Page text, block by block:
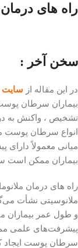
راه های درمان
سخن آخر :
در این مقاله از سایت
بیماران سرطان
تشخیص ، واکنش به
انواع سرطان پوست
میانی معمولاً دارای
بیماران ممکن است
راه های درمان
ملانوسیتی نشأت
و طول عمر بیماران
پیشرفت‌های علمی
سرطان پوست ایجاد